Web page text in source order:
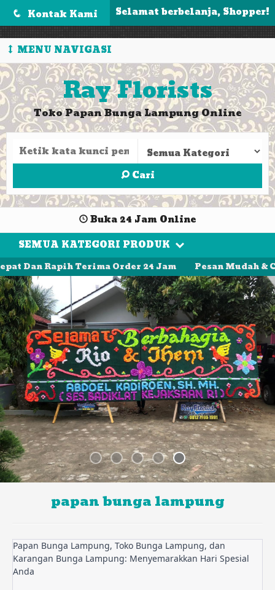
q Kontak Kami Selamat berbelanja, Shopper!
MENU NAVIGASI
Ray Florists
Toko Papan Bunga Lampung Online
Cari
Buka 24 Jam Online
SEMUA KATEGORI PRODUK
Rapih Terima Order 24 Jam Pesan Mudah & Cepat.
papan bunga lampung
Papan Bunga Lampung, Toko Bunga Lampung, dan
Karangan Bunga Lampung: Menyemarakkan Hari Spesial
Anda